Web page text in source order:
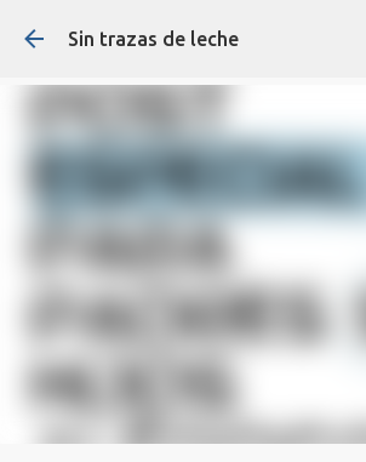
Ir al contenido principal
Sin trazas de leche